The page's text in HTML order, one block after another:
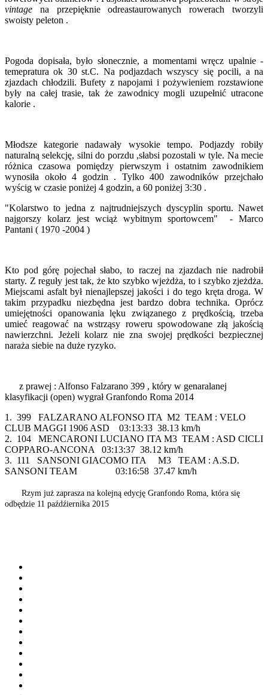
vintage na przepięknie odreastaurowanych rowerach tworzyli
swoisty peleton .
Pogoda dopisała, było słonecznie, a momentami wręcz upalnie -
temepratura ok 30 st.C. Na podjazdach wszyscy się pocili, a na
zjazdach chłodzili. Bufety z napojami i pożywieniem rozstawione
były na całej trasie, tak że zawodnicy mogli uzupełnić utracone
kalorie .
Młodsze kategorie nadawały wysokie tempo. Podjazdy robiły
naturalną selekcję, silni do porzdu ,słabsi pozostali w tyle. Na mecie
różnica czasowa pomiędzy pierwszym i ostatnim zawodnikiem
wynosiła około 4 godzin . Tylko 400 zawodników przejchało
wyścig w czasie poniżej 4 godzin, a 60 poniżej 3:30 .
"Kolarstwo to jedna z najtrudniejszych dyscyplin sportu. Nawet
najgorszy kolarz jest wciąż wybitnym sportowcem" - Marco
Pantani ( 1970 -2004 )
Kto pod górę pojechał słabo, to raczej na zjazdach nie nadrobił
starty. Z reguły jest tak, że kto szybko wjeżdża, to i szybko zjeżdża.
Miejscami asfalt był nienajlepszej jakości i do tego kręta droga. W
takim przypadku niezbędna jest bardzo dobra technika. Oprócz
umiejętności opanowania lęku związanego z prędkością, trzeba
umieć reagować na wstrząsy roweru spowodowane złą jakością
nawierzchni. Jeżeli kolarz nie zna swojej prędkości bezpiecznej
naraża siebie na duże ryzyko.
z prawej : Alfonso Falzarano 399 , który w genaralanej
klasyfikacji (open) wygrał Granfondo Roma 2014
1. 399 FALZARANO ALFONSO ITA M2 TEAM : VELO
CLUB MAGGI 1906 ASD 03:13:33 38.13 km/h
2. 104 MENCARONI LUCIANO ITA M3 TEAM : ASD CICLI
COPPARO-ANCONA 03:13:37 38.12 km/h
3. 111 SANSONI GIACOMO ITA M3 TEAM : A.S.D.
SANSONI TEAM 03:16:58 37.47 km/h
Rzym już zaprasza na kolejną edycję Granfondo Roma, która się
odbędzie 11 paźdźiernika 2015